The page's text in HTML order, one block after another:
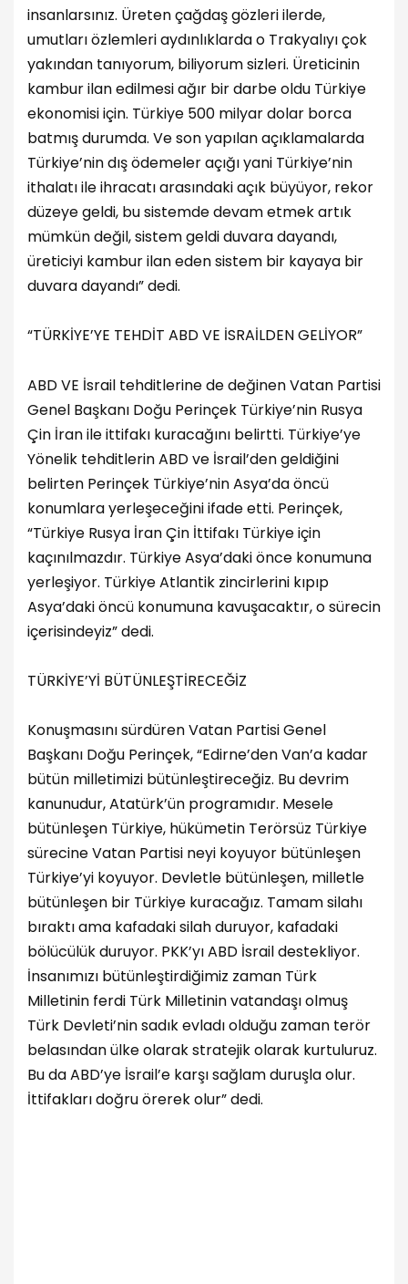
insanlarsınız. Üreten çağdaş gözleri ilerde,
umutları özlemleri aydınlıklarda o Trakyalıyı çok
yakından tanıyorum, biliyorum sizleri. Üreticinin
kambur ilan edilmesi ağır bir darbe oldu Türkiye
ekonomisi için. Türkiye 500 milyar dolar borca
batmış durumda. Ve son yapılan açıklamalarda
Türkiye’nin dış ödemeler açığı yani Türkiye’nin
ithalatı ile ihracatı arasındaki açık büyüyor, rekor
düzeye geldi, bu sistemde devam etmek artık
mümkün değil, sistem geldi duvara dayandı,
üreticiyi kambur ilan eden sistem bir kayaya bir
duvara dayandı” dedi.
“TÜRKİYE’YE TEHDİT ABD VE İSRAİLDEN GELİYOR”
ABD VE İsrail tehditlerine de değinen Vatan Partisi
Genel Başkanı Doğu Perinçek Türkiye’nin Rusya
Çin İran ile ittifakı kuracağını belirtti. Türkiye’ye
Yönelik tehditlerin ABD ve İsrail’den geldiğini
belirten Perinçek Türkiye’nin Asya’da öncü
konumlara yerleşeceğini ifade etti. Perinçek,
“Türkiye Rusya İran Çin İttifakı Türkiye için
kaçınılmazdır. Türkiye Asya’daki önce konumuna
yerleşiyor. Türkiye Atlantik zincirlerini kıpıp
Asya’daki öncü konumuna kavuşacaktır, o sürecin
içerisindeyiz” dedi.
TÜRKİYE’Yİ BÜTÜNLEŞTİRECEĞİZ
Konuşmasını sürdüren Vatan Partisi Genel
Başkanı Doğu Perinçek, “Edirne’den Van’a kadar
bütün milletimizi bütünleştireceğiz. Bu devrim
kanunudur, Atatürk’ün programıdır. Mesele
bütünleşen Türkiye, hükümetin Terörsüz Türkiye
sürecine Vatan Partisi neyi koyuyor bütünleşen
Türkiye’yi koyuyor. Devletle bütünleşen, milletle
bütünleşen bir Türkiye kuracağız. Tamam silahı
bıraktı ama kafadaki silah duruyor, kafadaki
bölücülük duruyor. PKK’yı ABD İsrail destekliyor.
İnsanımızı bütünleştirdiğimiz zaman Türk
Milletinin ferdi Türk Milletinin vatandaşı olmuş
Türk Devleti’nin sadık evladı olduğu zaman terör
belasından ülke olarak stratejik olarak kurtuluruz.
Bu da ABD’ye İsrail’e karşı sağlam duruşla olur.
İttifakları doğru örerek olur” dedi.